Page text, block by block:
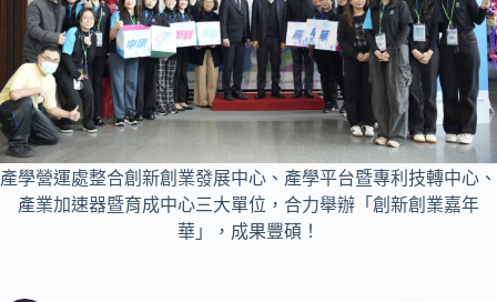
產學營運處整合創新創業發展中心、產學平台暨專利技轉中心、
產業加速器暨育成中心三大單位，合力舉辦「創新創業嘉年
華」，成果豐碩！